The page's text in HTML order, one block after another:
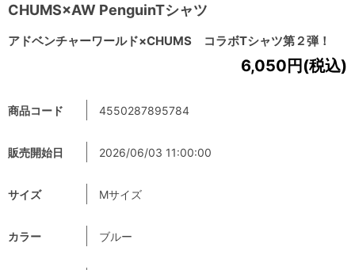
CHUMS×AW PenguinTシャツ
アドベンチャーワールド×CHUMS コラボTシャツ第２弾！
6,050円(税込)
商品コード 4550287895784
販売開始日 2026/06/03 11:00:00
サイズ Mサイズ
カラー ブルー